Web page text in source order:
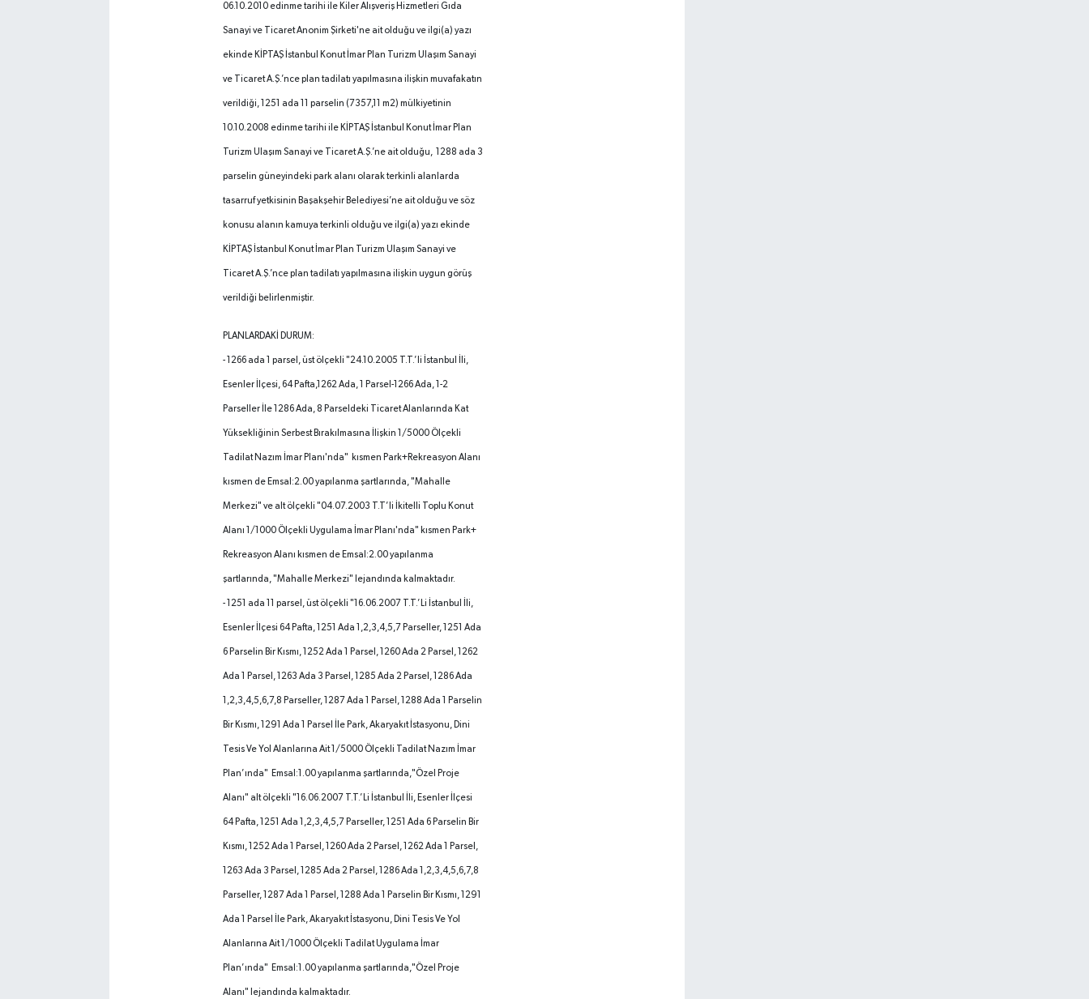
06.10.2010 edinme tarihi ile Kiler Alışveriş Hizmetleri Gıda
Sanayi ve Ticaret Anonim Şirketi'ne ait olduğu ve ilgi(a) yazı
ekinde KİPTAŞ İstanbul Konut İmar Plan Turizm Ulaşım Sanayi
ve Ticaret A.Ş.’nce plan tadilatı yapılmasına ilişkin muvafakatın
verildiği, 1251 ada 11 parselin (7357,11 m2) mülkiyetinin
10.10.2008 edinme tarihi ile KİPTAŞ İstanbul Konut İmar Plan
Turizm Ulaşım Sanayi ve Ticaret A.Ş.’ne ait olduğu, 1288 ada 3
parselin güneyindeki park alanı olarak terkinli alanlarda
tasarruf yetkisinin Başakşehir Belediyesi’ne ait olduğu ve söz
konusu alanın kamuya terkinli olduğu ve ilgi(a) yazı ekinde
KİPTAŞ İstanbul Konut İmar Plan Turizm Ulaşım Sanayi ve
Ticaret A.Ş.’nce plan tadilatı yapılmasına ilişkin uygun görüş
verildiği belirlenmiştir.
PLANLARDAKİ DURUM:
- 1266 ada 1 parsel, üst ölçekli "24.10.2005 T.T.’li İstanbul İli,
Esenler İlçesi, 64 Pafta,1262 Ada, 1 Parsel-1266 Ada, 1-2
Parseller İle 1286 Ada, 8 Parseldeki Ticaret Alanlarında Kat
Yüksekliğinin Serbest Bırakılmasına İlişkin 1/5000 Ölçekli
Tadilat Nazım İmar Planı'nda" kısmen Park+Rekreasyon Alanı
kısmen de Emsal:2.00 yapılanma şartlarında, "Mahalle
Merkezi" ve alt ölçekli "04.07.2003 T.T’li İkitelli Toplu Konut
Alanı 1/1000 Ölçekli Uygulama İmar Planı'nda" kısmen Park+
Rekreasyon Alanı kısmen de Emsal:2.00 yapılanma
şartlarında, "Mahalle Merkezi" lejandında kalmaktadır.
- 1251 ada 11 parsel, üst ölçekli "16.06.2007 T.T.’Li İstanbul İli,
Esenler İlçesi 64 Pafta, 1251 Ada 1,2,3,4,5,7 Parseller, 1251 Ada
6 Parselin Bir Kısmı, 1252 Ada 1 Parsel, 1260 Ada 2 Parsel, 1262
Ada 1 Parsel, 1263 Ada 3 Parsel, 1285 Ada 2 Parsel, 1286 Ada
1,2,3,4,5,6,7,8 Parseller, 1287 Ada 1 Parsel, 1288 Ada 1 Parselin
Bir Kısmı, 1291 Ada 1 Parsel İle Park, Akaryakıt İstasyonu, Dini
Tesis Ve Yol Alanlarına Ait 1/5000 Ölçekli Tadilat Nazım İmar
Plan’ında" Emsal:1.00 yapılanma şartlarında,"Özel Proje
Alanı" alt ölçekli "16.06.2007 T.T.’Li İstanbul İli, Esenler İlçesi
64 Pafta, 1251 Ada 1,2,3,4,5,7 Parseller, 1251 Ada 6 Parselin Bir
Kısmı, 1252 Ada 1 Parsel, 1260 Ada 2 Parsel, 1262 Ada 1 Parsel,
1263 Ada 3 Parsel, 1285 Ada 2 Parsel, 1286 Ada 1,2,3,4,5,6,7,8
Parseller, 1287 Ada 1 Parsel, 1288 Ada 1 Parselin Bir Kısmı, 1291
Ada 1 Parsel İle Park, Akaryakıt İstasyonu, Dini Tesis Ve Yol
Alanlarına Ait 1/1000 Ölçekli Tadilat Uygulama İmar
Plan’ında" Emsal:1.00 yapılanma şartlarında,"Özel Proje
Alanı" lejandında kalmaktadır.